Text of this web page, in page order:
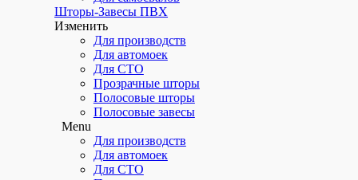
Шторы-Завесы ПВХ
Изменить
Для производств
Для автомоек
Для СТО
Прозрачные шторы
Полосовые шторы
Полосовые завесы
Menu
Для производств
Для автомоек
Для СТО